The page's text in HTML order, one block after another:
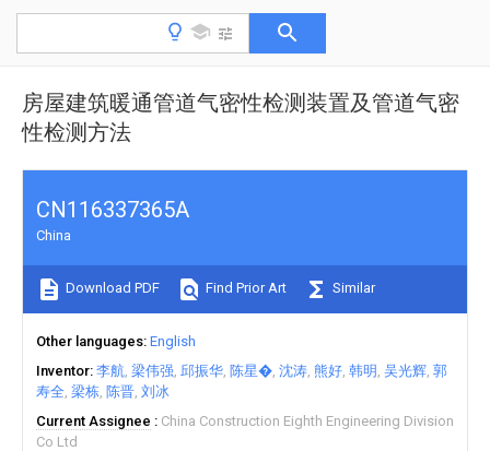
房屋建筑暖通管道气密性检测装置及管道气密
性检测方法
CN116337365A
China
Download PDF Find Prior Art Similar
Other languages English
Inventor 李航 梁伟强 邱振华 陈星� 沈涛 熊好 韩明 吴光辉 郭
寿全 梁栋 陈晋 刘冰
Current Assignee
China Construction Eighth Engineering Division
Co Ltd